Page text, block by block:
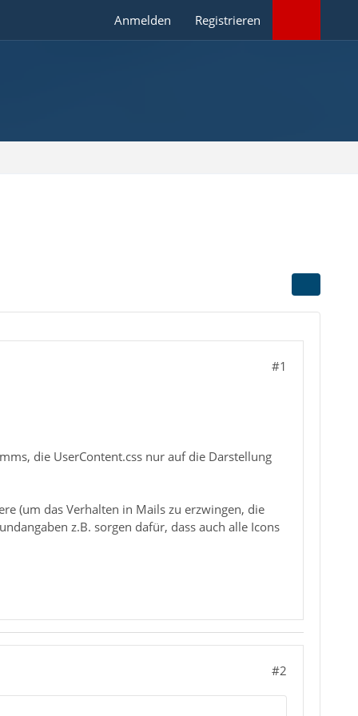
Anmelden Registrieren
#1
die UserContent.css nur auf die Darstellung
(um das Verhalten in Mails zu erzwingen, die
z.B. sorgen dafür, dass auch alle Icons
#2